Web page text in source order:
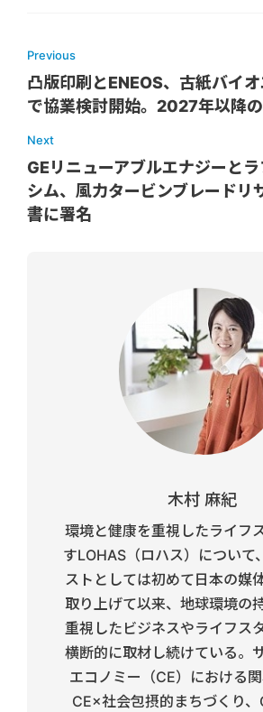
Previous
凸版印刷とENEOS、古紙バイ
で協業検討開始。2027年以降
Next
GEリニューアブルエナジーと
シム、風力タービンブレードリ
書に署名
木村 麻紀
環境と健康を重視したライフ
すLOHAS（ロハス）について
ストとしては初めて日本の媒
取り上げて以来、地球環境の
重視したビジネスやライフス
横断的に取材し続けている。
エコノミー（CE）における関
CE×社会包摂的まちづくり